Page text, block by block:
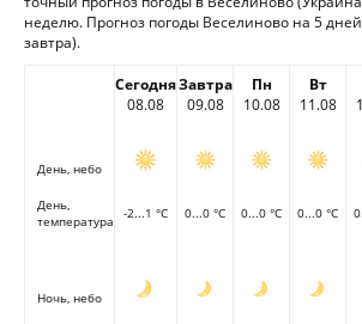
неделю. Прогноз погоды Веселиново на 5
завтра).
Сегодня
08.08
Завтра
09.08
Пн
10.08
Вт
11.08
День, небо
День,
температура
-2...1 °C 0...0 °C 0...0 °C 0...0 °C
Ночь, небо